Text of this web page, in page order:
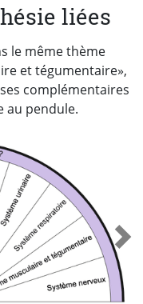
liées
le même thème
et tégumentaire»,
complémentaires
au pendule.